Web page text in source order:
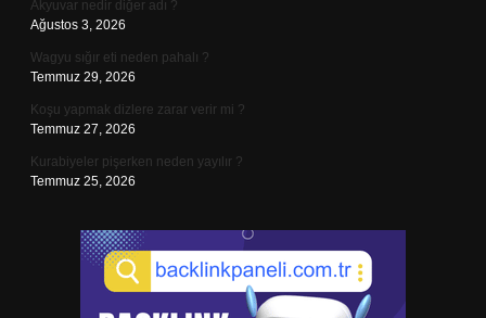
Akyuvar nedir diğer adı ?
Ağustos 3, 2026
Wagyu sığır eti neden pahalı ?
Temmuz 29, 2026
Koşu yapmak dizlere zarar verir mi ?
Temmuz 27, 2026
Kurabiyeler pişerken neden yayılır ?
Temmuz 25, 2026